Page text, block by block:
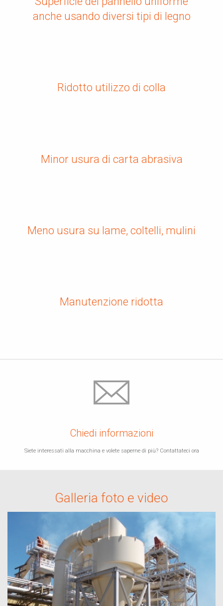
anche usando diversi tipi di legno
Ridotto utilizzo di colla
Minor usura di carta abrasiva
Meno usura su lame, coltelli, mulini
Manutenzione ridotta
Chiedi informazioni
Siete interessati alla macchina e volete saperne di più? Contattateci ora
Galleria foto e video